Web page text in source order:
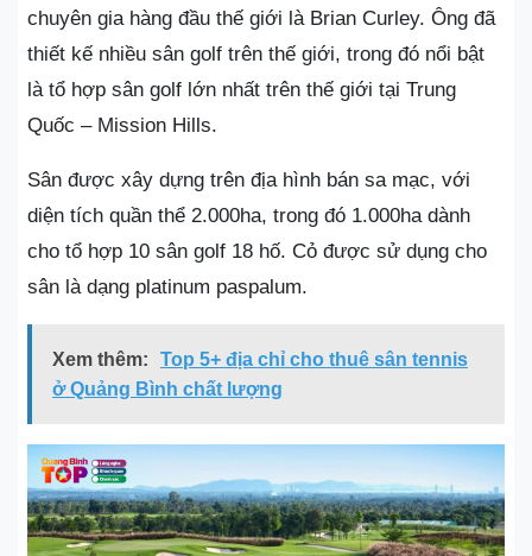
chuyên gia hàng đầu thế giới là Brian Curley. Ông đã
thiết kế nhiều sân golf trên thế giới, trong đó nổi bật
là tổ hợp sân golf lớn nhất trên thế giới tại Trung
Quốc – Mission Hills.
Sân được xây dựng trên địa hình bán sa mạc, với
diện tích quần thể 2.000ha, trong đó 1.000ha dành
cho tổ hợp 10 sân golf 18 hố. Cỏ được sử dụng cho
sân là dạng platinum paspalum.
Xem thêm:
Top 5+ địa chỉ cho thuê sân tennis
ở Quảng Bình chất lượng